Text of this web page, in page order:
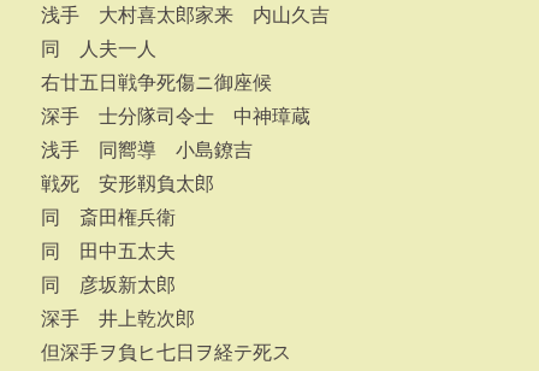
浅手 大村喜太郎家来 内山久吉
同 人夫一人
右廿五日戦争死傷ニ御座候
深手 士分隊司令士 中神璋蔵
浅手 同嚮導 小島鐐吉
戦死 安形靱負太郎
同 斎田権兵衛
同 田中五太夫
同 彦坂新太郎
深手 井上乾次郎
但深手ヲ負ヒ七日ヲ経テ死ス